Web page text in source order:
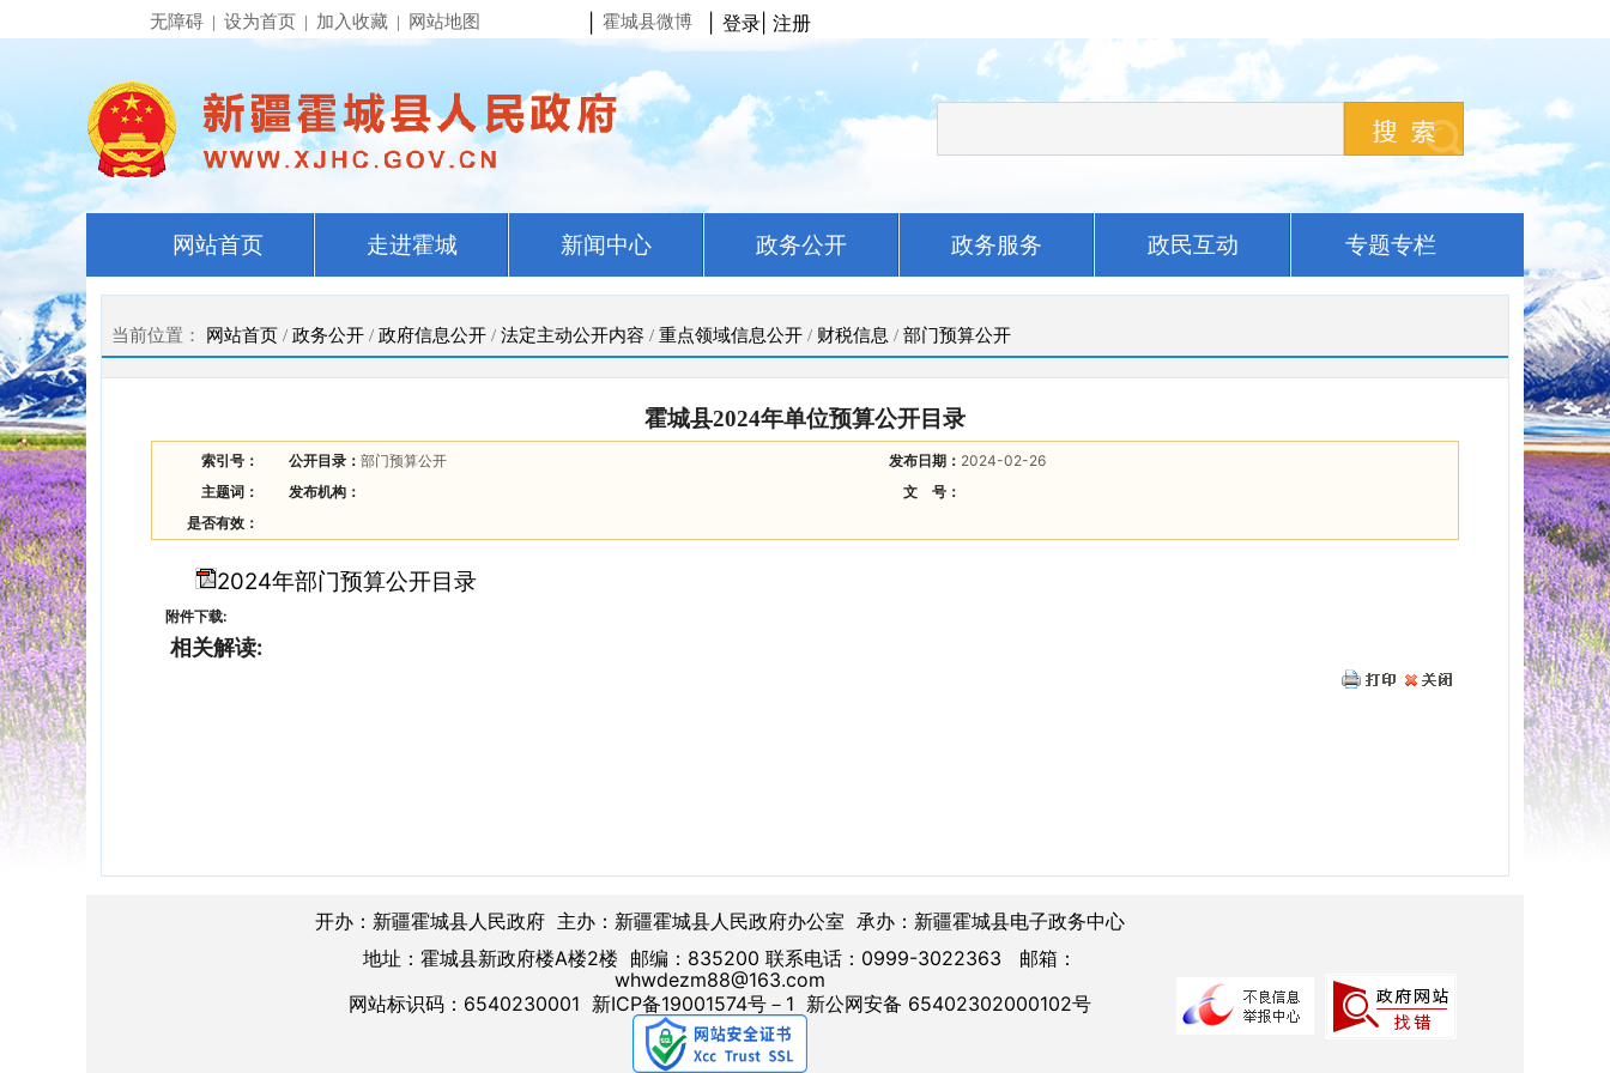
无障碍 | 设为首页 | 加入收藏 | 网站地图 霍城县微博 登录 注册
网站首页 走进霍城 新闻中心 政务公开 政务服务 政民互动 专题专栏
当前位置： 网站首页 / 政务公开 / 政府信息公开 / 法定主动公开内容 / 重点领域信息公开 / 财税信息 / 部门预算公开
霍城县2024年单位预算公开目录
索引号： 公开目录： 部门预算公开 发布日期： 2024-02-26
主题词：
发布机构：
文 号：
是否有效：
2024年部门预算公开目录
附件下载:
相关解读:
开办：新疆霍城县人民政府 主办：新疆霍城县人民政府办公室 承办：新疆霍城县电子政务中心
地址：霍城县新政府楼A楼2楼 邮编：835200 联系电话：0999-3022363 邮箱：
whwdezm88@163.com
网站标识码：6540230001 新ICP备19001574号－1 新公网安备 65402302000102号